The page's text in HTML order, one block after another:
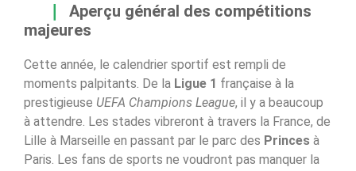
Aperçu général des compétitions
majeures
Cette année, le calendrier sportif est rempli de
moments palpitants. De la Ligue 1 française à la
prestigieuse UEFA Champions League, il y a beaucoup
à attendre. Les stades vibreront à travers la France, de
Lille à Marseille en passant par le parc des Princes à
Paris. Les fans de sports ne voudront pas manquer la